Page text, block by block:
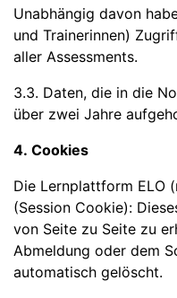
Unabhängig davon
und Trainerinnen)
aller Assessments.
3.3. Daten, die in die
über zwei Jahre
4. Cookies
Die Lernplattform ELO
(Session Cookie):
von Seite zu Seite zu
Abmeldung oder dem
automatisch gelöscht.